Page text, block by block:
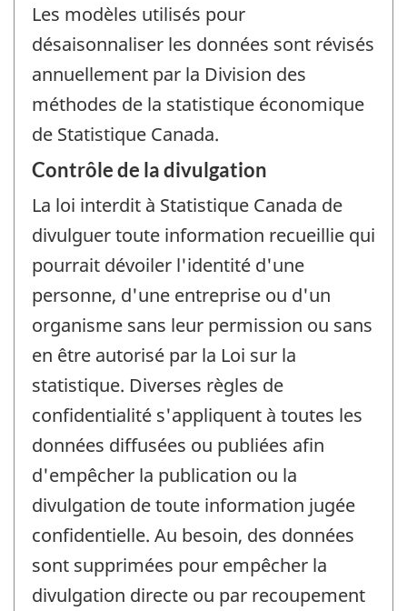
Les modèles utilisés pour
désaisonnaliser les données sont révisés
annuellement par la Division des
méthodes de la statistique économique
de Statistique Canada.
Contrôle de la divulgation
La loi interdit à Statistique Canada de
divulguer toute information recueillie qui
pourrait dévoiler l'identité d'une
personne, d'une entreprise ou d'un
organisme sans leur permission ou sans
en être autorisé par la Loi sur la
statistique. Diverses règles de
confidentialité s'appliquent à toutes les
données diffusées ou publiées afin
d'empêcher la publication ou la
divulgation de toute information jugée
confidentielle. Au besoin, des données
sont supprimées pour empêcher la
divulgation directe ou par recoupement